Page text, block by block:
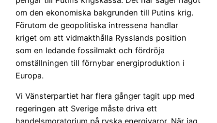
om den ekonomiska bakgrunden till Putins krig.
Förutom de geopolitiska intressena handlar
kriget om att vidmakthålla Rysslands position
som en ledande fossilmakt och fördröja
omställningen till förnybar energiproduktion i
Europa.
Vi Vänsterpartiet har flera gånger tagit upp med
regeringen att Sverige måste driva ett
handelsmoratorium på ryska energivaror. När jag